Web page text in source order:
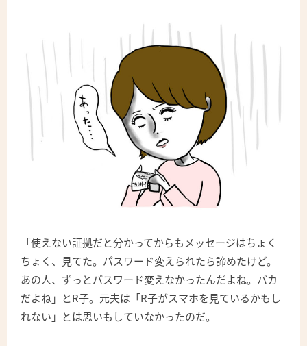
「使えない証拠だと分かってからもメッセージはちょく
ちょく、見てた。パスワード変えられたら諦めたけど。
あの人、ずっとパスワード変えなかったんだよね。バカ
だよね」とR子。元夫は「R子がスマホを見ているかもし
れない」とは思いもしていなかったのだ。